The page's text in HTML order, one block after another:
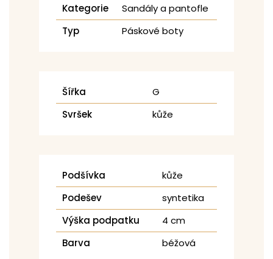
Kategorie
Sandály a pantofle
Typ
Páskové boty
Šířka
G
Svršek
kůže
Podšívka
kůže
Podešev
syntetika
Výška podpatku
4 cm
Barva
béžová